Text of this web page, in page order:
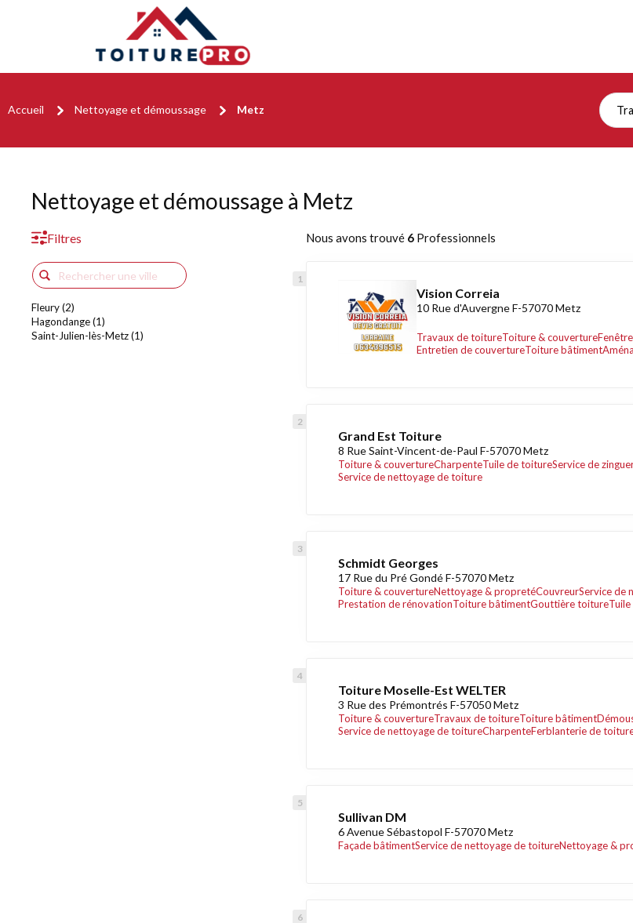
Accueil Nettoyage et démoussage Metz
Nettoyage et démoussage à Metz
Filtres
Fleury (2)
Hagondange (1)
Saint-Julien-lès-Metz (1)
Nous avons trouvé 6 Professionnels
Vision Correia
10 Rue d'Auvergne F-57070 Metz
Travaux de toitureToiture & couverture
Entretien de couvertureToiture bâtiment
Grand Est Toiture
8 Rue Saint-Vincent-de-Paul F-57070 Metz
Toiture & couvertureCharpenteTuile de toitureService de
Service de nettoyage de toiture
Schmidt Georges
17 Rue du Pré Gondé F-57070 Metz
Toiture & couvertureNettoyage & propretéCouvreurService de
Prestation de rénovationToiture bâtimentGouttière toiture
Toiture Moselle-Est WELTER
3 Rue des Prémontrés F-57050 Metz
Toiture & couvertureTravaux de toitureToiture bâtiment
Service de nettoyage de toitureCharpenteFerblanterie de
Sullivan DM
6 Avenue Sébastopol F-57070 Metz
Façade bâtimentService de nettoyage de toitureNettoyage &